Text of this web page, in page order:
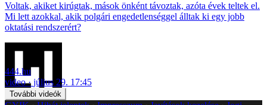
Voltak, akiket kirúgtak, mások önként távoztak, azóta évek teltek el.
Mi lett azokkal, akik polgári engedetlenséggel álltak ki egy jobb
oktatási rendszerért?
444.hu
video
július 29. 17:45
További videók